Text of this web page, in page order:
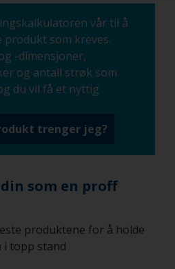
vår til å
produkt som kreves.
-dimensjoner,
og antall strøk som
du vil få et nyttig
trenger jeg?
som en proff
produktene for å holde
i topp stand